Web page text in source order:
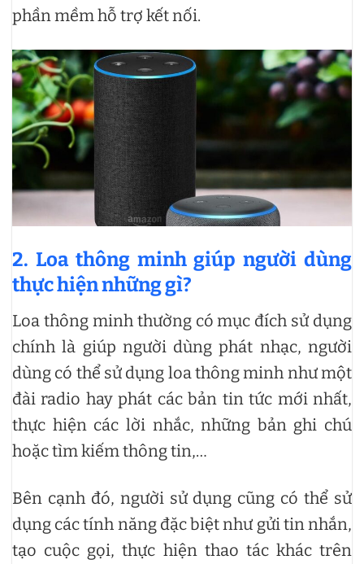
phần mềm hỗ trợ kết nối.
2. Loa thông minh giúp người dùng
thực hiện những gì?
Loa thông minh thường có mục đích sử dụng
chính là giúp người dùng phát nhạc, người
dùng có thể sử dụng loa thông minh như một
đài radio hay phát các bản tin tức mới nhất,
thực hiện các lời nhắc, những bản ghi chú
hoặc tìm kiếm thông tin,…
Bên cạnh đó, người sử dụng cũng có thể sử
dụng các tính năng đặc biệt như gửi tin nhắn,
tạo cuộc gọi, thực hiện thao tác khác trên